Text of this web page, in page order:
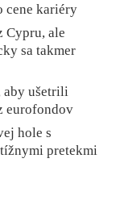
cene kariéry
Cypru, ale
sa takmer
aby ušetrili
eurofondov
hole s
pretekmi